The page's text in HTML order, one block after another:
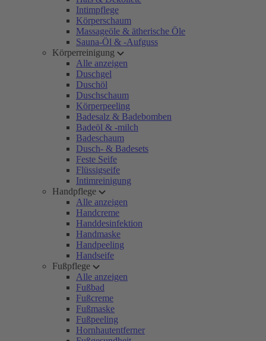
Intimpflege
Körperschaum
Massageöle & ätherische Öle
Sauna-Öl & -Aufguss
Körperreinigung
Alle anzeigen
Duschgel
Duschöl
Duschschaum
Körperpeeling
Badesalz & Badebomben
Badeöl & -milch
Badeschaum
Dusch- & Badesets
Feste Seife
Flüssigseife
Intimreinigung
Handpflege
Alle anzeigen
Handcreme
Handdesinfektion
Handmaske
Handpeeling
Handseife
Fußpflege
Alle anzeigen
Fußbad
Fußcreme
Fußmaske
Fußpeeling
Hornhautentferner